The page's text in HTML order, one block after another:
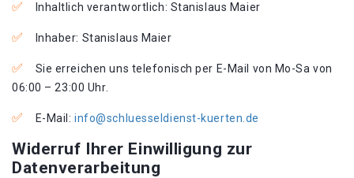
Inhaltlich verantwortlich: Stanislaus Maier
Inhaber: Stanislaus Maier
Sie erreichen uns telefonisch per E-Mail von Mo-Sa von
06:00 – 23:00 Uhr.
E-Mail:info@schluesseldienst-kuerten.de
Widerruf Ihrer Einwilligung zur
Datenverarbeitung